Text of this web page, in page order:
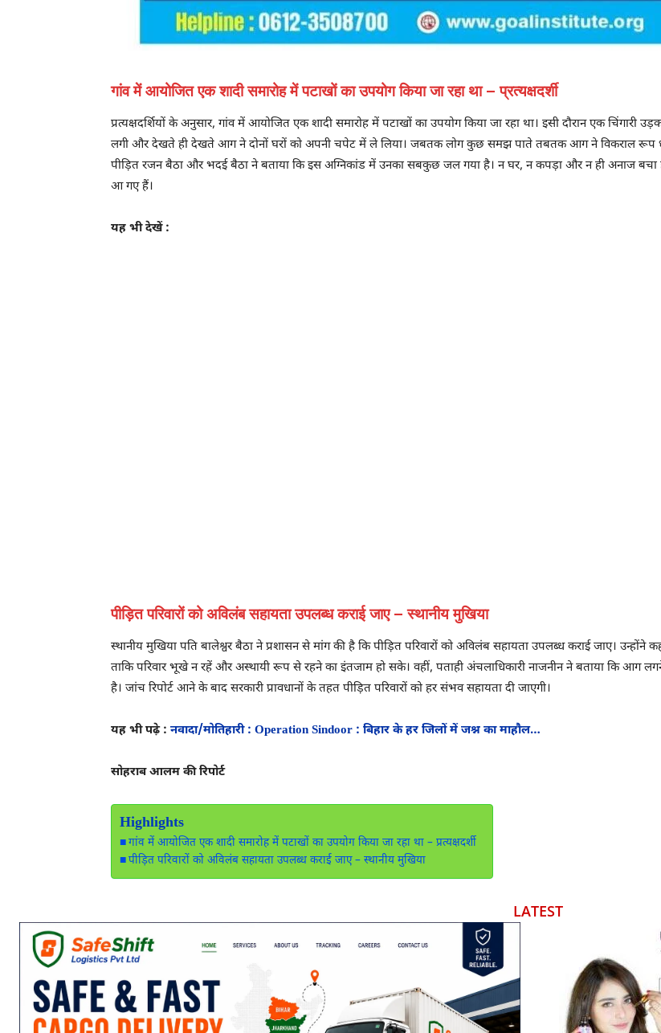
गांव में आयोजित एक शादी समारोह में पटाखों का उपयोग किया जा रहा था – प्रत्यक्षदर्शी
प्रत्यक्षदर्शियों के अनुसार, गांव में आयोजित एक शादी समारोह में पटाखों का उपयोग किया जा रहा था। इसी दौरान एक
लगी और देखते ही देखते आग ने दोनों घरों को अपनी चपेट में ले लिया। जबतक लोग कुछ समझ पाते तबतक आग ने विकराल रूप
पीड़ित रजन बैठा और भदई बैठा ने बताया कि इस अग्निकांड में उनका सबकुछ जल गया है। न घर, न कपड़ा और न ही अनाज
आ गए हैं।
यह भी देखें :
पीड़ित परिवारों को अविलंब सहायता उपलब्ध कराई जाए – स्थानीय मुखिया
स्थानीय मुखिया पति बालेश्वर बैठा ने प्रशासन से मांग की है कि पीड़ित परिवारों को अविलंब सहायता उपलब्ध कराई जाए। उन्होंने
ताकि परिवार भूखे न रहें और अस्थायी रूप से रहने का इंतजाम हो सके। वहीं, पताही अंचलाधिकारी नाजनीन ने बताया कि आग
है। जांच रिपोर्ट आने के बाद सरकारी प्रावधानों के तहत पीड़ित परिवारों को हर संभव सहायता दी जाएगी।
यह भी पढ़े : नवादा/मोतिहारी : Operation Sindoor : बिहार के हर जिलों में जश्न का माहौल…
सोहराब आलम की रिपोर्ट
Highlights
गांव में आयोजित एक शादी समारोह में पटाखों का उपयोग किया जा रहा था – प्रत्यक्षदर्शी
पीड़ित परिवारों को अविलंब सहायता उपलब्ध कराई जाए – स्थानीय मुखिया
LATEST